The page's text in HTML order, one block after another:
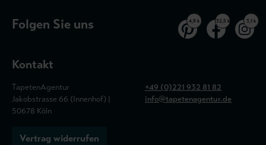
Folgen Sie uns 4,9 k 32,5 k 3,1 k
Kontakt
TapetenAgentur
Jakobstrasse 66 (Innenhof) |
50678 Köln
+49 (0)221 932 81 82
info@tapetenagentur.de
Vertrag widerrufen